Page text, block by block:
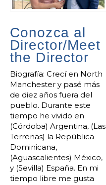
Conozca al
Director/Meet
the Director
Biografía: Crecí en North
Manchester y pasé más
de diez años fuera del
pueblo. Durante este
tiempo he vivido en
(Córdoba) Argentina, (Las
Terrenas) la República
Dominicana,
(Aguascalientes) México,
y (Sevilla) España. En mi
tiempo libre me gusta